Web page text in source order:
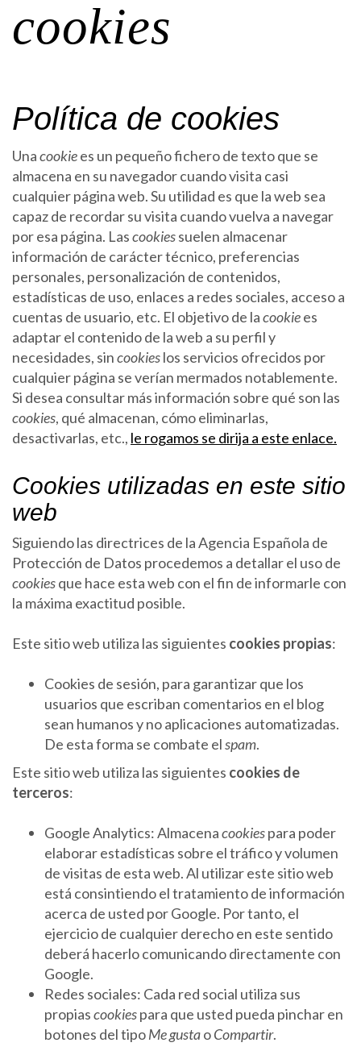
cookies
Política de cookies
Unacookiees un pequeño fichero de texto que se
almacena en su navegador cuando visita casi
cualquier página web. Su utilidad es que la web sea
capaz de recordar su visita cuando vuelva a navegar
por esa página. Lascookiessuelen almacenar
información de carácter técnico, preferencias
personales, personalización de contenidos,
estadísticas de uso, enlaces a redes sociales, acceso a
cuentas de usuario, etc. El objetivo de lacookiees
adaptar el contenido de la web a su perfil y
necesidades, sincookieslos servicios ofrecidos por
cualquier página se verían mermados notablemente.
Si desea consultar más información sobre qué son las
cookies, qué almacenan, cómo eliminarlas,
desactivarlas, etc., le rogamos se dirija a este enlace.
Cookies utilizadas en este sitio
web
Siguiendo las directrices de la Agencia Española de
Protección de Datos procedemos a detallar el uso de
cookiesque hace esta web con el fin de informarle con
la máxima exactitud posible.
Este sitio web utiliza las siguientes cookies propias:
Cookies de sesión, para garantizar que los
usuarios que escriban comentarios en el blog
sean humanos y no aplicaciones automatizadas.
De esta forma se combate elspam.
Este sitio web utiliza las siguientes cookies de
terceros:
Google Analytics: Almacenacookiespara poder
elaborar estadísticas sobre el tráfico y volumen
de visitas de esta web. Al utilizar este sitio web
está consintiendo el tratamiento de información
acerca de usted por Google. Por tanto, el
ejercicio de cualquier derecho en este sentido
deberá hacerlo comunicando directamente con
Google.
Redes sociales: Cada red social utiliza sus
propiascookiespara que usted pueda pinchar en
botones del tipoMe gustaoCompartir.